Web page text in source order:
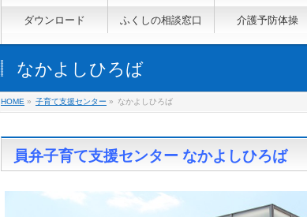
ダウンロード ふくしの相談窓口 介護予防体操
なかよしひろば
HOME » 子育て支援センター » なかよしひろば
員弁子育て支援センター なかよしひろば